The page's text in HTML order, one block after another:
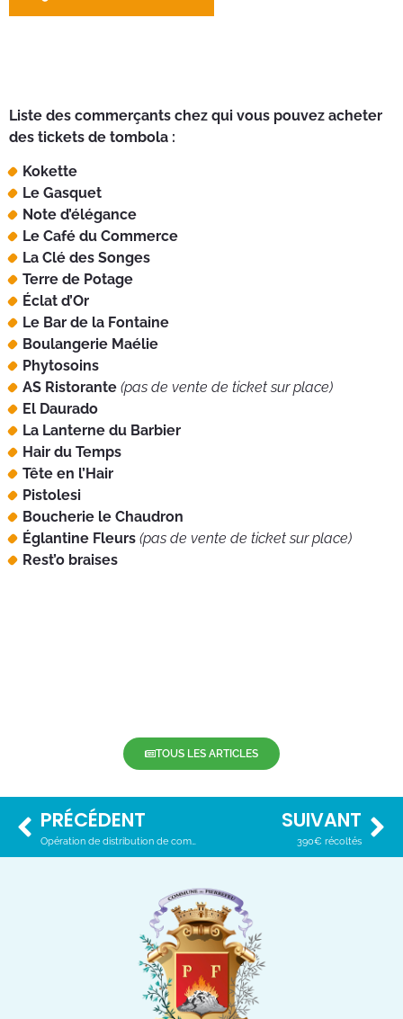
Liste des commerçants chez qui vous pouvez acheter
des tickets de tombola :
Kokette
Le Gasquet
Note d’élégance
Le Café du Commerce
La Clé des Songes
Terre de Potage
Éclat d’Or
Le Bar de la Fontaine
Boulangerie Maélie
Phytosoins
AS Ristorante (pas de vente de ticket sur place)
El Daurado
La Lanterne du Barbier
Hair du Temps
Tête en l’Hair
Pistolesi
Boucherie le Chaudron
Églantine Fleurs (pas de vente de ticket sur place)
Rest’o braises
TOUS LES ARTICLES
PRÉCÉDENT
Opération de distribution de composteurs à domicile
SUIVANT
390€ récoltés